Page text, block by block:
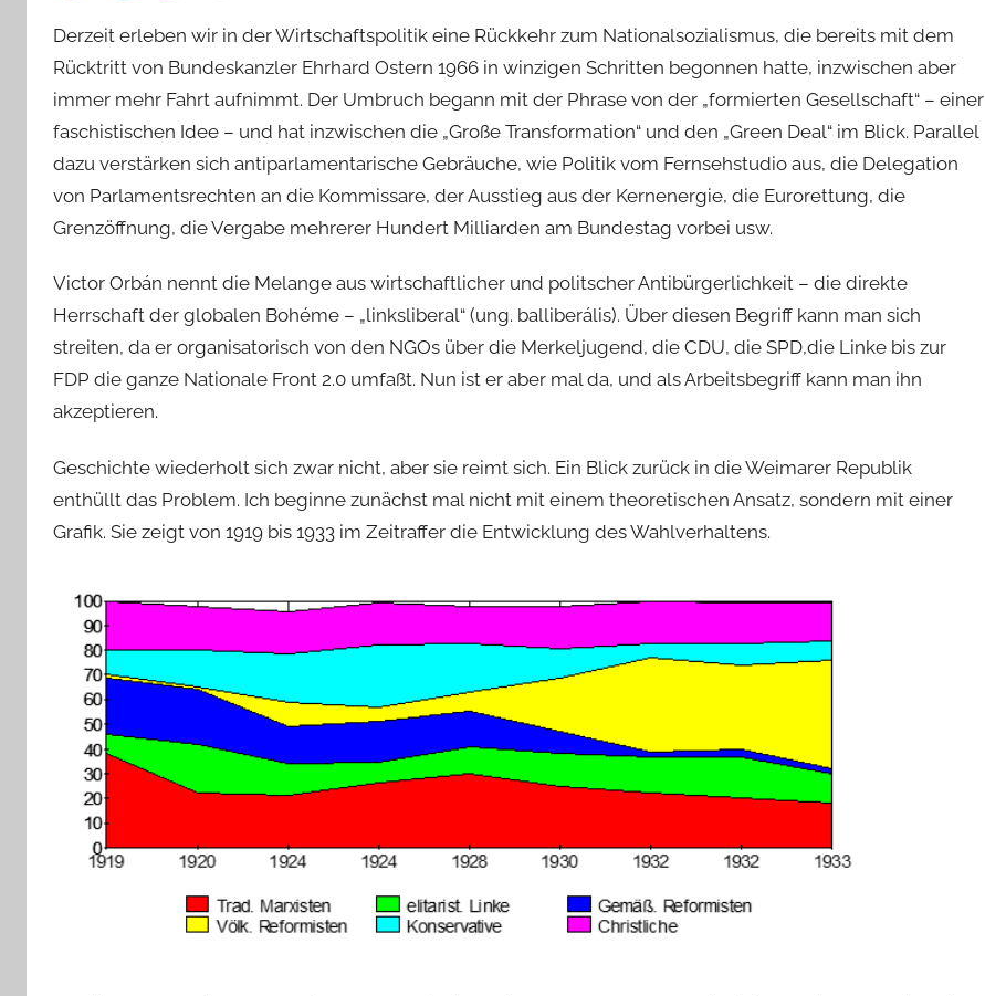
Derzeit erleben wir in der Wirtschaftspolitik eine Rückkehr zum Nationalsozialismus, die bereits mit dem
Rücktritt von Bundeskanzler Ehrhard Ostern 1966 in winzigen Schritten begonnen hatte, inzwischen aber
immer mehr Fahrt aufnimmt. Der Umbruch begann mit der Phrase von der „formierten Gesellschaft“ – einer
faschistischen Idee – und hat inzwischen die „Große Transformation“ und den „Green Deal“ im Blick. Parallel
dazu verstärken sich antiparlamentarische Gebräuche, wie Politik vom Fernsehstudio aus, die Delegation
von Parlamentsrechten an die Kommissare, der Ausstieg aus der Kernenergie, die Eurorettung, die
Grenzöffnung, die Vergabe mehrerer Hundert Milliarden am Bundestag vorbei usw.
Victor Orbán nennt die Melange aus wirtschaftlicher und politscher Antibürgerlichkeit – die direkte
Herrschaft der globalen Bohéme – „linksliberal“ (ung. balliberális). Über diesen Begriff kann man sich
streiten, da er organisatorisch von den NGOs über die Merkeljugend, die CDU, die SPD,die Linke bis zur
FDP die ganze Nationale Front 2.0 umfaßt. Nun ist er aber mal da, und als Arbeitsbegriff kann man ihn
akzeptieren.
Geschichte wiederholt sich zwar nicht, aber sie reimt sich. Ein Blick zurück in die Weimarer Republik
enthüllt das Problem. Ich beginne zunächst mal nicht mit einem theoretischen Ansatz, sondern mit einer
Grafik. Sie zeigt von 1919 bis 1933 im Zeitraffer die Entwicklung des Wahlverhaltens.